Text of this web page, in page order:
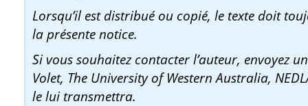
Lorsqu’il est distribué ou copié, le texte doit
la présente notice.
Si vous souhaitez contacter l’auteur, envoyez
Volet, The University of Western Australia,
le lui transmettra.